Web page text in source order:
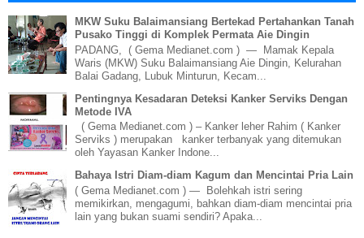
MKW Suku Balaimansiang Bertekad Pertahankan Tanah
Pusako Tinggi di Komplek Permata Aie Dingin
PADANG, ( Gema Medianet.com ) — Mamak Kepala
Waris (MKW) Suku Balaimansiang Aie Dingin, Kelurahan
Balai Gadang, Lubuk Minturun, Kecam...
Pentingnya Kesadaran Deteksi Kanker Serviks Dengan
Metode IVA
( Gema Medianet.com ) – Kanker leher Rahim ( Kanker
Serviks ) merupakan kanker terbanyak yang ditemukan
oleh Yayasan Kanker Indone...
Bahaya Istri Diam-diam Kagum dan Mencintai Pria Lain
( Gema Medianet.com ) — Bolehkah istri sering
memikirkan, mengagumi, bahkan diam-diam mencintai pria
lain yang bukan suami sendiri? Apaka...